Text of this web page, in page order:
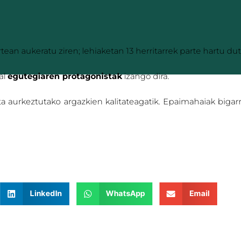
aukeratu ziren; lehiaketan 13 herritarrek parte hartu
egutegiaren protagonistakizango dira.
argazkien kalitateagatik. Epaimahaiak
LinkedIn WhatsApp Email